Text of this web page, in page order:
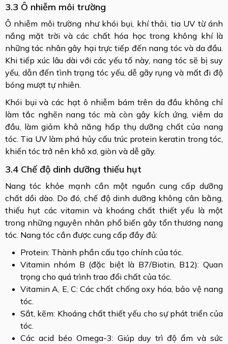
3.3 Ô nhiễm môi trường
Ô nhiễm môi trường như khói bụi, khí thải, tia UV từ ánh
nắng mặt trời và các chất hóa học trong không khí là
những tác nhân gây hại trực tiếp đến nang tóc và da đầu.
Khi tiếp xúc lâu dài với các yếu tố này, nang tóc sẽ bị suy
yếu, dẫn đến tình trạng tóc yếu, dễ gãy rụng và mất đi độ
bóng mượt tự nhiên.
Khói bụi và các hạt ô nhiễm bám trên da đầu không chỉ
làm tắc nghẽn nang tóc mà còn gây kích ứng, viêm da
đầu, làm giảm khả năng hấp thụ dưỡng chất của nang
tóc. Tia UV làm phá hủy cấu trúc protein keratin trong tóc,
khiến tóc trở nên khô xơ, giòn và dễ gãy.
3.4 Chế độ dinh dưỡng thiếu hụt
Nang tóc khỏe mạnh cần một nguồn cung cấp dưỡng
chất dồi dào. Do đó, chế độ dinh dưỡng không cân bằng,
thiếu hụt các vitamin và khoáng chất thiết yếu là một
trong những nguyên nhân phổ biến gây tổn thương nang
tóc. Nang tóc cần được cung cấp đầy đủ:
Protein: Thành phần cấu tạo chính của tóc.
Vitamin nhóm B (đặc biệt là B7/Biotin, B12): Quan
trọng cho quá trình trao đổi chất của tóc.
Vitamin A, E, C: Các chất chống oxy hóa, bảo vệ nang
tóc.
Sắt, kẽm: Khoáng chất thiết yếu cho sự phát triển của
tóc.
Các acid béo Omega-3: Giúp duy trì độ ẩm và sức